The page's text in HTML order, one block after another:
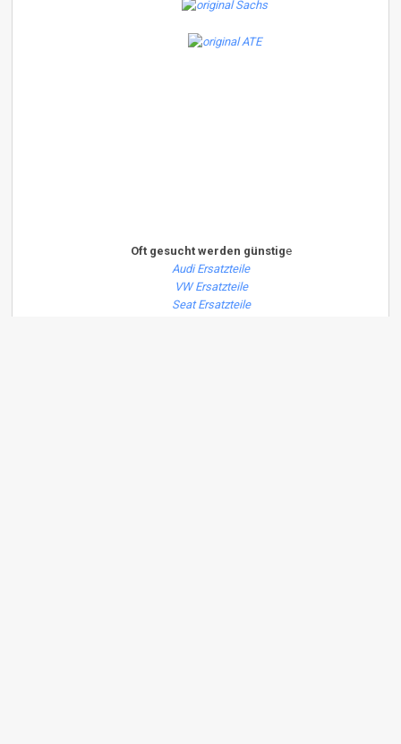
Oft gesucht werden günstige
Audi Ersatzteile
VW Ersatzteile
Seat Ersatzteile